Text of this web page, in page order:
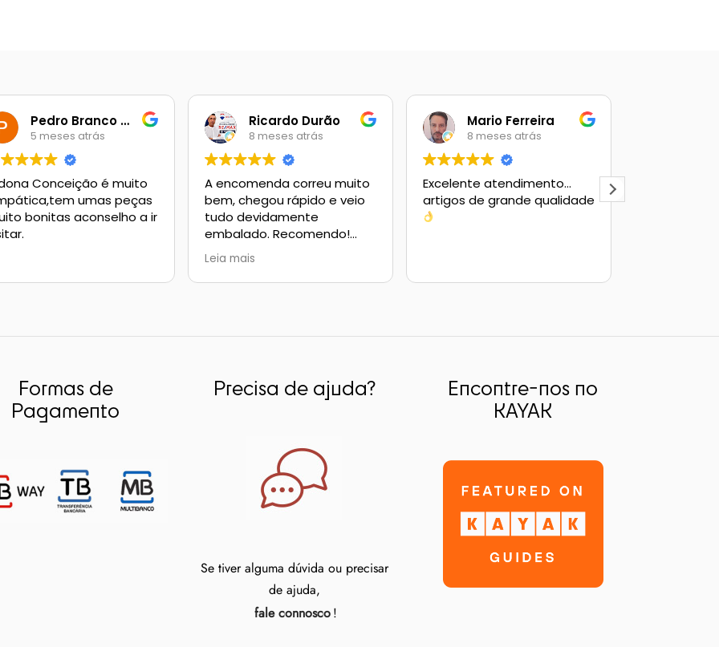
Pedro Branco Campêlo
5 meses atrás
Conceição é muito
umas peças
bonitas aconselho a ir
Ricardo Durão
8 meses atrás
A encomenda correu muito
bem, chegou rápido e veio
tudo devidamente
embalado. Recomendo!
Continuem com o bom
trabalho….
PS: encomenda de vinhos.
Leia mais
Mario Ferreira
8 meses atrás
Excelente atendimento…
artigos de grande qualidade
Formas de
Pagamento
Precisa de ajuda?
Se tiver alguma dúvida ou precisar
de ajuda,
fale connosco!
Encontre-nos no
KAYAK